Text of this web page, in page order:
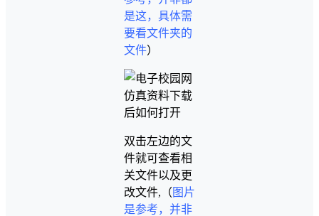
是这，具体需
要看文件夹的
文件）
双击左边的文
件就可查看相
关文件以及更
改文件,（ 图片
是参考，并非